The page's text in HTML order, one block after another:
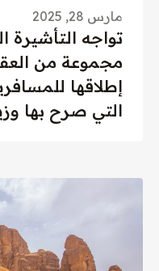
مارس 28, 2025
تواجه التأشيرة
مجموعة من
إطلاقها
التي صرح بها